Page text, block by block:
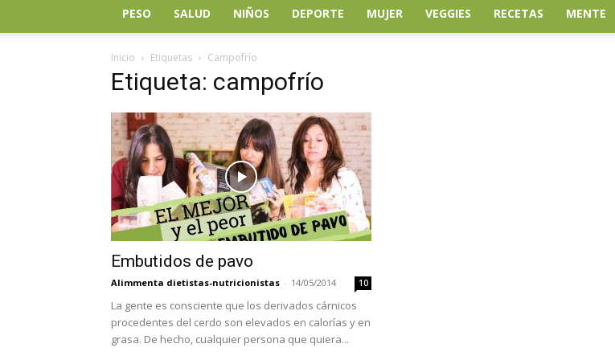
PESO SALUD NIÑOS DEPORTE MUJER VEGGIES RECETAS MENTE
Inicio Etiquetas Campofrío
Etiqueta: campofrío
Embutidos de pavo
Alimmenta dietistas-nutricionistas - 14/05/2014 10
La gente es consciente que los derivados cárnicos
procedentes del cerdo son elevados en calorías y en
grasa. De hecho, cualquier persona que quiera...